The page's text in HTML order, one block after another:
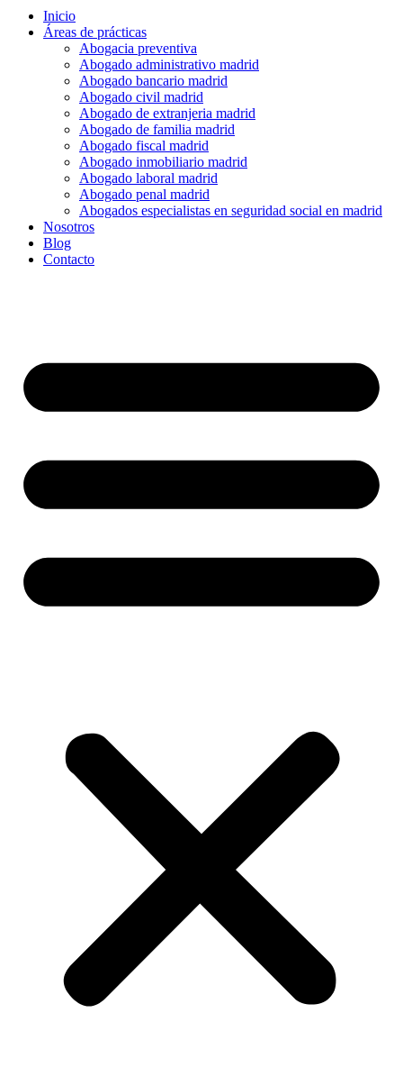
Inicio
Áreas de prácticas
Abogacia preventiva
Abogado administrativo madrid
Abogado bancario madrid
Abogado civil madrid
Abogado de extranjeria madrid
Abogado de familia madrid
Abogado fiscal madrid
Abogado inmobiliario madrid
Abogado laboral madrid
Abogado penal madrid
Abogados especialistas en seguridad social en madrid
Nosotros
Blog
Contacto